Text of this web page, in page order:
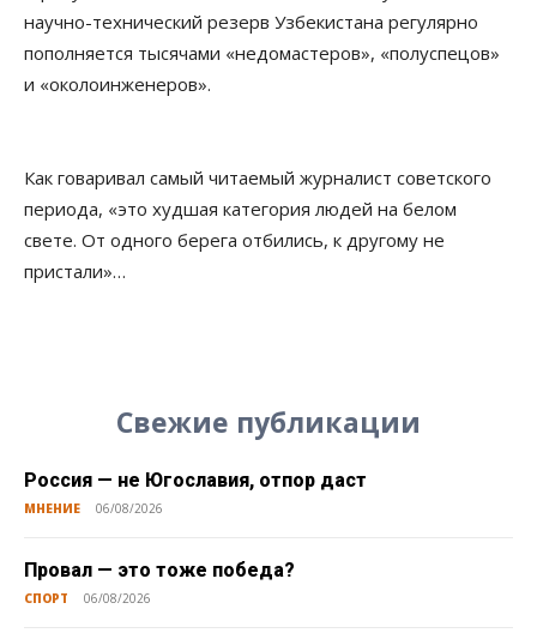
научно-технический резерв Узбекистана регулярно
пополняется тысячами «недомастеров», «полуспецов»
и «околоинженеров».
Как говаривал самый читаемый журналист советского
периода, «это худшая категория людей на белом
свете. От одного берега отбились, к другому не
пристали»…
Свежие публикации
Россия — не Югославия, отпор даст
МНЕНИЕ 06/08/2026
Провал — это тоже победа?
СПОРТ 06/08/2026